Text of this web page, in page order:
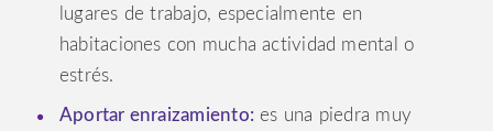
lugares de trabajo, especialmente en
habitaciones con mucha actividad mental o
estrés.
Aportar enraizamiento: es una piedra muy